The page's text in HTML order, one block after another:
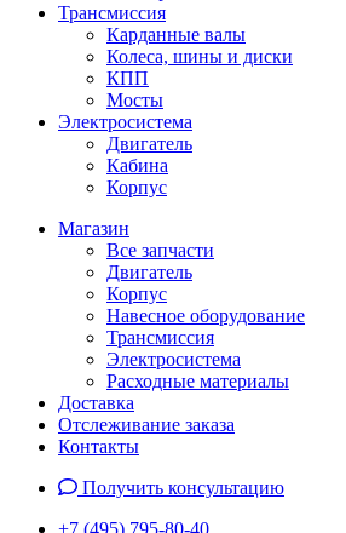
Трансмиссия
Карданные валы
Колеса, шины и диски
КПП
Мосты
Электросистема
Двигатель
Кабина
Корпус
Магазин
Все запчасти
Двигатель
Корпус
Навесное оборудование
Трансмиссия
Электросистема
Расходные материалы
Доставка
Отслеживание заказа
Контакты
Получить консультацию
+7 (495) 795-80-40